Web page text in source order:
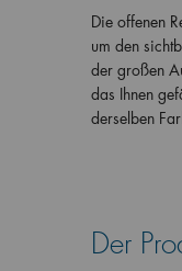
Die offenen
um den
der großen
das Ihnen
derselben
Der